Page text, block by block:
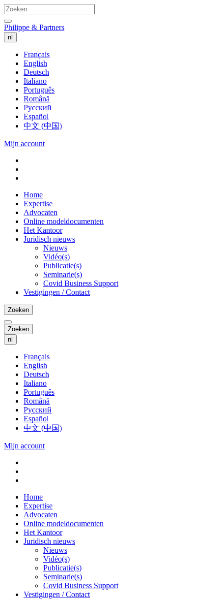
Philippe & Partners
nl
Français
English
Deutsch
Italiano
Português
Română
Русский
Español
中文 (中国)
Mijn account
Home
Expertise
Advocaten
Online modeldocumenten
Het Kantoor
Juridisch nieuws
Nieuws
Vidéo(s)
Publicatie(s)
Seminarie(s)
Covid Business Support
Vestigingen / Contact
Zoeken
Zoeken
nl
Français
English
Deutsch
Italiano
Português
Română
Русский
Español
中文 (中国)
Mijn account
Home
Expertise
Advocaten
Online modeldocumenten
Het Kantoor
Juridisch nieuws
Nieuws
Vidéo(s)
Publicatie(s)
Seminarie(s)
Covid Business Support
Vestigingen / Contact